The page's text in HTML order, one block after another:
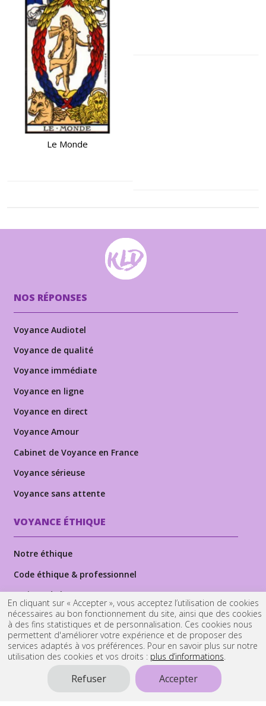
Le Monde
NOS RÉPONSES
Voyance Audiotel
Voyance de qualité
Voyance immédiate
Voyance en ligne
Voyance en direct
Voyance Amour
Cabinet de Voyance en France
Voyance sérieuse
Voyance sans attente
VOYANCE ÉTHIQUE
Notre éthique
Code éthique & professionnel
Lexique de la voyance
Dans les médias
Cabinet-kld-voyance.fr est noté 4.5 / 5 sur 988avis
clients
DES VOYANTS PROFESSIONNELS
En cliquant sur « Accepter », vous acceptez l’utilisation de cookies
nécessaires au bon fonctionnement du site, ainsi que des cookies
à des fins statistiques et de personnalisation. Ces cookies nous
permettent d'améliorer votre expérience et de proposer des
services adaptés à vos préférences. Pour en savoir plus sur notre
utilisation des cookies et vos droits : plus d’informations.
Refuser Accepter